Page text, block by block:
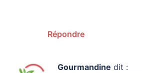
Répondre
Gourmandine dit :